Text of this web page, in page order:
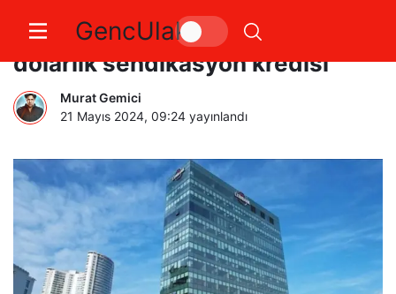
GencUlak
Türk Eximbank’tan 285,7 milyon
dolarlık sendikasyon kredisi
Murat Gemici
21 Mayıs 2024, 09:24 yayınlandı